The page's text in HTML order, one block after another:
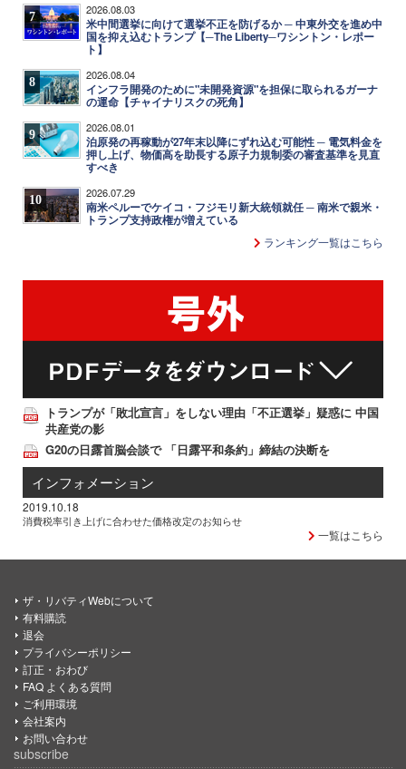
7 2026.08.03
米中間選挙に向けて選挙不正を防げるか ─ 中東外交を進め中
国を抑え込むトランプ【─The Liberty─ワシントン・レポー
ト】
8 2026.08.04
インフラ開発のために"未開発資源"を担保に取られるガーナ
の運命【チャイナリスクの死角】
9 2026.08.01
泊原発の再稼動が27年末以降にずれ込む可能性 ─ 電気料金を
押し上げ、物価高を助長する原子力規制委の審査基準を見直
すべき
10 2026.07.29
南米ペルーでケイコ・フジモリ新大統領就任 ─ 南米で親米・
トランプ支持政権が増えている
ランキング一覧はこちら
トランプが「敗北宣言」をしない理由「不正選挙」疑惑に 中国
共産党の影
G20の日露首脳会談で 「日露平和条約」締結の決断を
インフォメーション
2019.10.18
消費税率引き上げに合わせた価格改定のお知らせ
一覧はこちら
ザ・リバティWebについて
有料購読
退会
プライバシーポリシー
訂正・おわび
FAQ よくある質問
ご利用環境
会社案内
お問い合わせ
subscribe